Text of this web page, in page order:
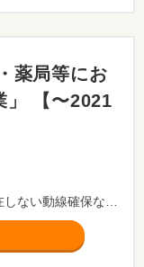
薬局等にお
」 【〜2021